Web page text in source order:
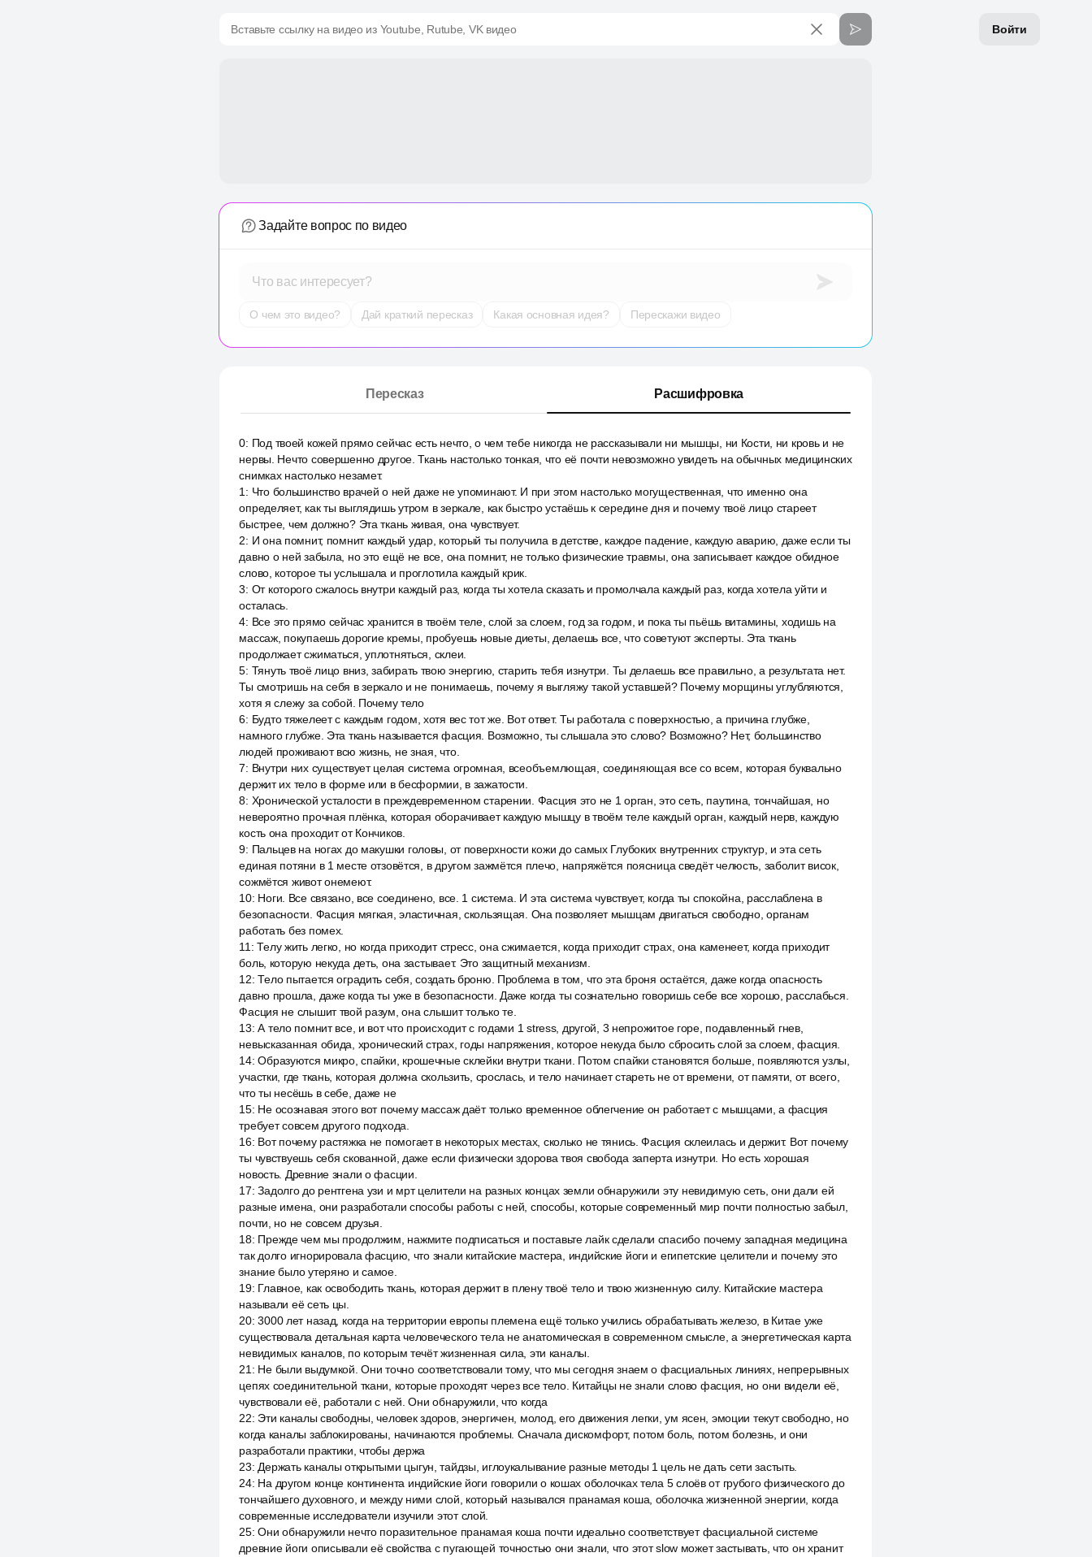
Войти
Вставьте ссылку на видео из Youtube, Rutube, VK видео
Задайте вопрос по видео
Что вас интересует?
О чем это видео? Дай краткий пересказ Какая основная идея? Перескажи видео
Пересказ Расшифровка
0: Под твоей кожей прямо сейчас есть нечто, о чем тебе никогда не рассказывали ни мышцы, ни Кости, ни кровь и не
нервы. Нечто совершенно другое. Ткань настолько тонкая, что её почти невозможно увидеть на обычных медицинских
снимках настолько незамет.
1 : Что большинство врачей о ней даже не упоминают. И при этом настолько могущественная, что именно она
определяет, как ты выглядишь утром в зеркале, как быстро устаёшь к середине дня и почему твоё лицо стареет
быстрее, чем должно? Эта ткань живая, она чувствует.
2: И она помнит, помнит каждый удар, который ты получила в детстве, каждое падение, каждую аварию, даже если ты
давно о ней забыла, но это ещё не все, она помнит, не только физические травмы, она записывает каждое обидное
слово, которое ты услышала и проглотила каждый крик.
3: От которого сжалось внутри каждый раз, когда ты хотела сказать и промолчала каждый раз, когда хотела уйти и
осталась.
4: Все это прямо сейчас хранится в твоём теле, слой за слоем, год за годом, и пока ты пьёшь витамины, ходишь на
массаж, покупаешь дорогие кремы, пробуешь новые диеты, делаешь все, что советуют эксперты. Эта ткань
продолжает сжиматься, уплотняться, склеи.
5: Тянуть твоё лицо вниз, забирать твою энергию, старить тебя изнутри. Ты делаешь все правильно, а результата нет.
Ты смотришь на себя в зеркало и не понимаешь, почему я выгляжу такой уставшей? Почему морщины углубляются,
хотя я слежу за собой. Почему тело
6: Будто тяжелеет с каждым годом, хотя вес тот же. Вот ответ. Ты работала с поверхностью, а причина глубже,
намного глубже. Эта ткань называется фасция. Возможно, ты слышала это слово? Возможно? Нет, большинство
людей проживают всю жизнь, не зная, что.
7: Внутри них существует целая система огромная, всеобъемлющая, соединяющая все со всем, которая буквально
держит их тело в форме или в бесформии, в зажатости.
8: Хронической усталости в преждевременном старении. Фасция это не 1 орган, это сеть, паутина, тончайшая, но
невероятно прочная плёнка, которая оборачивает каждую мышцу в твоём теле каждый орган, каждый нерв, каждую
кость она проходит от Кончиков.
9: Пальцев на ногах до макушки головы, от поверхности кожи до самых Глубоких внутренних структур, и эта сеть
единая потяни в 1 месте отзовётся, в другом зажмётся плечо, напряжётся поясница сведёт челюсть, заболит висок,
сожмётся живот онемеют.
10: Ноги. Все связано, все соединено, все. 1 система. И эта система чувствует, когда ты спокойна, расслаблена в
безопасности. Фасция мягкая, эластичная, скользящая. Она позволяет мышцам двигаться свободно, органам
работать без помех.
11 :Телу жить легко, но когда приходит стресс, она сжимается, когда приходит страх, она каменеет, когда приходит
боль, которую некуда деть, она застывает. Это защитный механизм.
12:Тело пытается оградить себя, создать броню. Проблема в том, что эта броня остаётся, даже когда опасность
давно прошла, даже когда ты уже в безопасности. Даже когда ты сознательно говоришь себе все хорошо, расслабься.
Фасция не слышит твой разум, она слышит только те.
13:А тело помнит все, и вот что происходит с годами 1 stress, другой, 3 непрожитое горе, подавленный гнев,
невысказанная обида, хронический страх, годы напряжения, которое некуда было сбросить слой за слоем, фасция.
14:Образуются микро, спайки, крошечные склейки внутри ткани. Потом спайки становятся больше, появляются узлы,
участки, где ткань, которая должна скользить, срослась, и тело начинает стареть не от времени, от памяти, от всего,
что ты несёшь в себе, даже не
15: Не осознавая этого вот почему массаж даёт только временное облегчение он работает с мышцами, а фасция
требует совсем другого подхода.
16: Вот почему растяжка не помогает в некоторых местах, сколько не тянись. Фасция склеилась и держит. Вот почему
ты чувствуешь себя скованной, даже если физически здорова твоя свобода заперта изнутри. Но есть хорошая
новость. Древние знали о фасции.
17:Задолго до рентгена узи и мрт целители на разных концах земли обнаружили эту невидимую сеть, они дали ей
разные имена, они разработали способы работы с ней, способы, которые современный мир почти полностью забыл,
почти, но не совсем друзья.
18: Прежде чем мы продолжим, нажмите подписаться и поставьте лайк сделали спасибо почему западная медицина
так долго игнорировала фасцию, что знали китайские мастера, индийские йоги и египетские целители и почему это
знание было утеряно и самое.
19: Главное, как освободить ткань, которая держит в плену твоё тело и твою жизненную силу. Китайские мастера
называли её сеть цы.
20:3000 лет назад, когда на территории европы племена ещё только учились обрабатывать железо, в Китае уже
существовала детальная карта человеческого тела не анатомическая в современном смысле, а энергетическая карта
невидимых каналов, по которым течёт жизненная сила, эти каналы.
21 : Не были выдумкой. Они точно соответствовали тому, что мы сегодня знаем о фасциальных линиях, непрерывных
цепях соединительной ткани, которые проходят через все тело. Китайцы не знали слово фасция, но они видели её,
чувствовали её, работали с ней. Они обнаружили, что когда
22: Эти каналы свободны, человек здоров, энергичен, молод, его движения легки, ум ясен, эмоции текут свободно, но
когда каналы заблокированы, начинаются проблемы. Сначала дискомфорт, потом боль, потом болезнь, и они
разработали практики, чтобы держа
23: Держать каналы открытыми цыгун, тайдзы, иглоукалывание разные методы 1 цель не дать сети застыть.
24: На другом конце континента индийские йоги говорили о кошах оболочках тела 5 слоёв от грубого физического до
тончайшего духовного, и между ними слой, который назывался пранамая коша, оболочка жизненной энергии, когда
современные исследователи изучили этот слой.
25:Они обнаружили нечто поразительное пранамая коша почти идеально соответствует фасциальной системе
древние йоги описывали её свойства с пугающей точностью они знали, что этот slow может застывать, что он хранит